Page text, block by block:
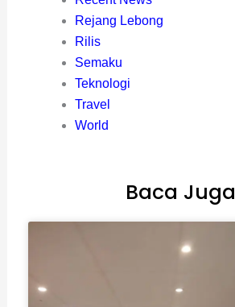
Rejang Lebong
Rilis
Semaku
Teknologi
Travel
World
Baca Juga